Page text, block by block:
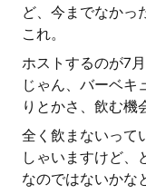
ど、今までなかっ
これ。
ホストするのが7
じゃん、バーベキ
りとかさ、飲む機
全く飲まないって
しゃいますけど、
なのではないかな